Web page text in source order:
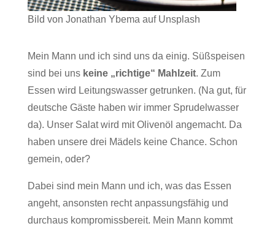
Bild von Jonathan Ybema auf Unsplash
Mein Mann und ich sind uns da einig. Süßspeisen
sind bei uns keine „richtige“ Mahlzeit. Zum
Essen wird Leitungswasser getrunken. (Na gut, für
deutsche Gäste haben wir immer Sprudelwasser
da). Unser Salat wird mit Olivenöl angemacht. Da
haben unsere drei Mädels keine Chance. Schon
gemein, oder?
Dabei sind mein Mann und ich, was das Essen
angeht, ansonsten recht anpassungsfähig und
durchaus kompromissbereit. Mein Mann kommt